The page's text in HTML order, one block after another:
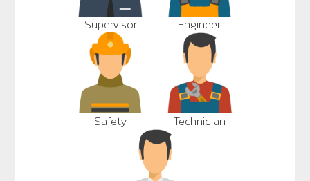
Supervisor Engineer
Safety Technician